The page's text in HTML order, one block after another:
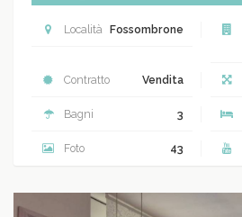
Località Fossombrone
Contratto Vendita
Bagni 3
Foto 43